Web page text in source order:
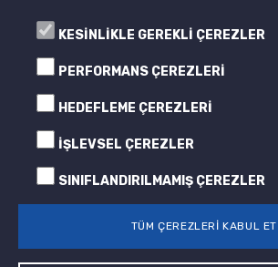
Tüm Hakları Saklıdır All Rights
KESİNLİKLE GEREKLİ ÇEREZLER
PERFORMANS ÇEREZLERİ
HEDEFLEME ÇEREZLERİ
İŞLEVSEL ÇEREZLER
SINIFLANDIRILMAMIŞ ÇEREZLER
TÜM ÇEREZLERİ KABUL ET